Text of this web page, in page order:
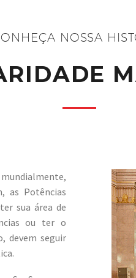
NOSSA
as Potências
sua área de
ou ter o
devem seguir